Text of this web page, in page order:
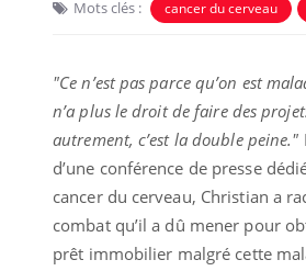
Mots clés : cancer du cerveau
"Ce n’est pas parce qu’on est
n’a plus le droit de faire des
autrement, c’est la double peine."
d’une conférence de presse
cancer du cerveau, Christian a
combat qu’il a dû mener pour
prêt immobilier malgré cette